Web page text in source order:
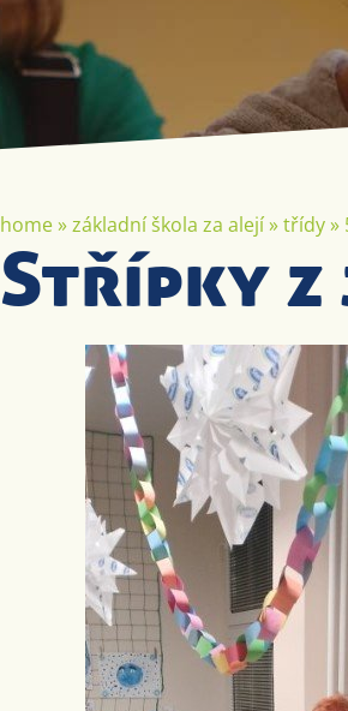
home»základní škola za alejí»třídy»
Střípky